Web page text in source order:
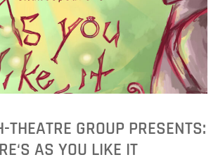
THEATRE GROUP PRESENTS:
AS YOU LIKE IT